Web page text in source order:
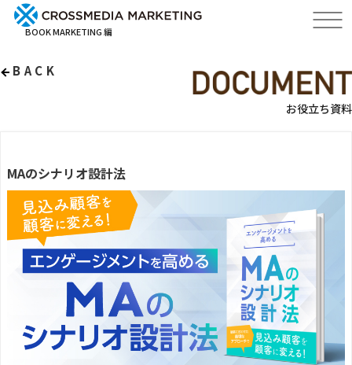
BOOK MARKETING 編
BACK
お役立ち資料
MAのシナリオ設計法